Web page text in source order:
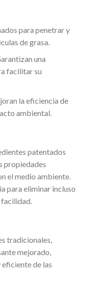
para penetrar y
de grasa.
una
facilitar su
la eficiencia de
ambiental.
patentados
propiedades
el medio ambiente.
para eliminar incluso
tradicionales,
mejorado,
de las